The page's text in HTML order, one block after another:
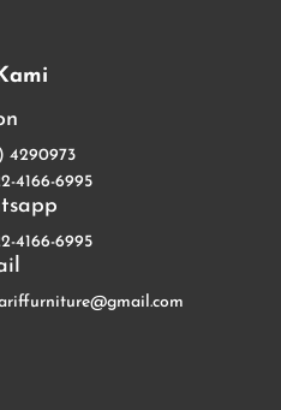
4290973
4166-6995
4166-6995